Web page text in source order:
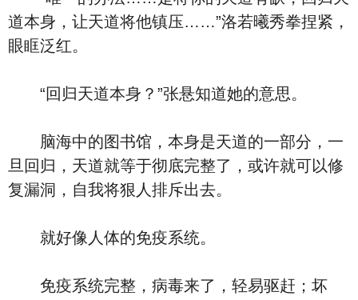
道本身，让天道将他镇压……”洛若曦秀拳捏紧，
眼眶泛红。
“回归天道本身？”张悬知道她的意思。
脑海中的图书馆，本身是天道的一部分，一
旦回归，天道就等于彻底完整了，或许就可以修
复漏洞，自我将狠人排斥出去。
就好像人体的免疫系统。
免疫系统完整，病毒来了，轻易驱赶；坏